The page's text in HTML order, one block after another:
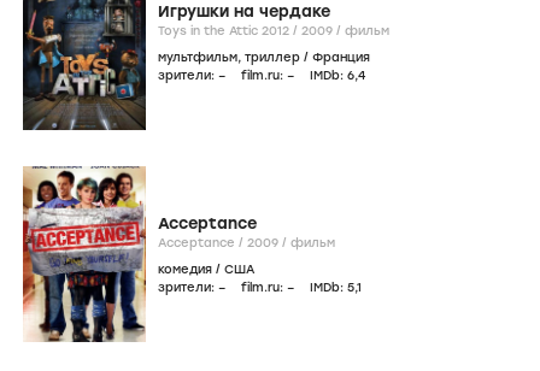
Игрушки на чердаке
Toys in the Attic 2012 / 2009 / фильм
мультфильм, триллер / Франция
зрители: – film.ru: – IMDb: 6,4
Acceptance
Acceptance / 2009 / фильм
комедия / США
зрители: – film.ru: – IMDb: 5,1